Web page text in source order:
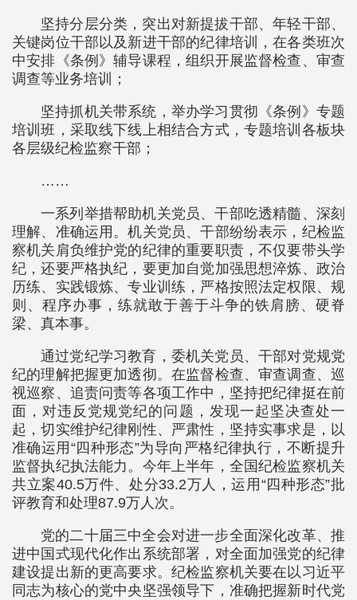
坚持分层分类，突出对新提拔干部、年轻干部、
关键岗位干部以及新进干部的纪律培训，在各类班次
中安排《条例》辅导课程，组织开展监督检查、审查
调查等业务培训；
坚持抓机关带系统，举办学习贯彻《条例》专题
培训班，采取线下线上相结合方式，专题培训各板块
各层级纪检监察干部；
……
一系列举措帮助机关党员、干部吃透精髓、深刻
理解、准确运用。机关党员、干部纷纷表示，纪检监
察机关肩负维护党的纪律的重要职责，不仅要带头学
纪，还要严格执纪，要更加自觉加强思想淬炼、政治
历练、实践锻炼、专业训练，严格按照法定权限、规
则、程序办事，练就敢于善于斗争的铁肩膀、硬脊
梁、真本事。
通过党纪学习教育，委机关党员、干部对党规党
纪的理解把握更加透彻。在监督检查、审查调查、巡
视巡察、追责问责等各项工作中，坚持把纪律挺在前
面，对违反党规党纪的问题，发现一起坚决查处一
起，切实维护纪律刚性、严肃性，坚持实事求是，以
准确运用“四种形态”为导向严格纪律执行，不断提升
监督执纪执法能力。今年上半年，全国纪检监察机关
共立案40.5万件、处分33.2万人，运用“四种形态”批
评教育和处理87.9万人次。
党的二十届三中全会对进一步全面深化改革、推
进中国式现代化作出系统部署，对全面加强党的纪律
建设提出新的更高要求。纪检监察机关要在以习近平
同志为核心的党中央坚强领导下，准确把握新时代党